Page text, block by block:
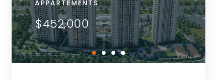
APPARTEMENTS
$452,000